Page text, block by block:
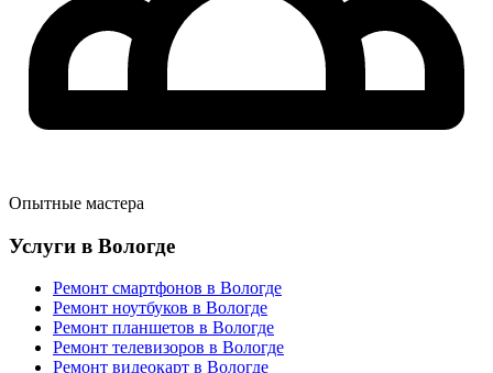
Опытные мастера
Услуги в Вологде
Ремонт смартфонов в Вологде
Ремонт ноутбуков в Вологде
Ремонт планшетов в Вологде
Ремонт телевизоров в Вологде
Ремонт видеокарт в Вологде